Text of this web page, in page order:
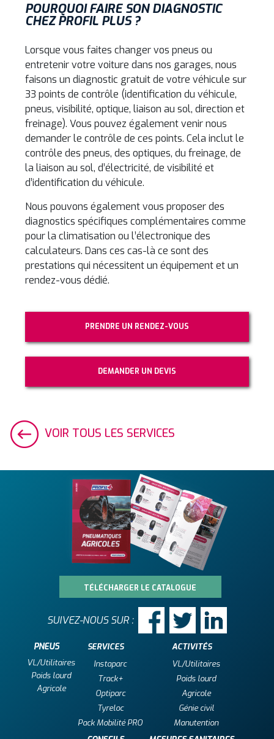
VOIR TOUS LES SERVICES
POURQUOI FAIRE SON DIAGNOSTIC
CHEZ PROFIL PLUS ?
Lorsque vous faites changer vos pneus ou
entretenir votre voiture dans nos garages, nous
faisons un diagnostic gratuit de votre véhicule sur
33 points de contrôle (identification du véhicule,
pneus, visibilité, optique, liaison au sol, direction et
freinage). Vous pouvez également venir nous
demander le contrôle de ces points. Cela inclut le
contrôle des pneus, des optiques, du freinage, de
la liaison au sol, d’électricité, de visibilité et
d’identification du véhicule.
Nous pouvons également vous proposer des
diagnostics spécifiques complémentaires comme
pour la climatisation ou l’électronique des
calculateurs. Dans ces cas-là ce sont des
prestations qui nécessitent un équipement et un
rendez-vous dédié.
PRENDRE UN RENDEZ-VOUS
DEMANDER UN DEVIS
PNEUS
VL/Utilitaires
Poids lourd
Agricole
SERVICES
Instaparc
Track+
Optiparc
Tyreloc
Pack Mobilité PRO
ACTIVITÉS
VL/Utilitaires
Poids lourd
Agricole
Génie civil
Manutention
TÉLÉCHARGER LE CATALOGUE
SUIVEZ-NOUS SUR :